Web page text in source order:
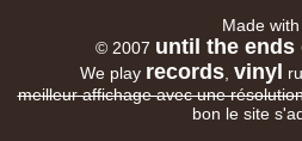
Made with
© 2007 until the ends
We play records, vinyl
meilleur affichage avec une
bon le site